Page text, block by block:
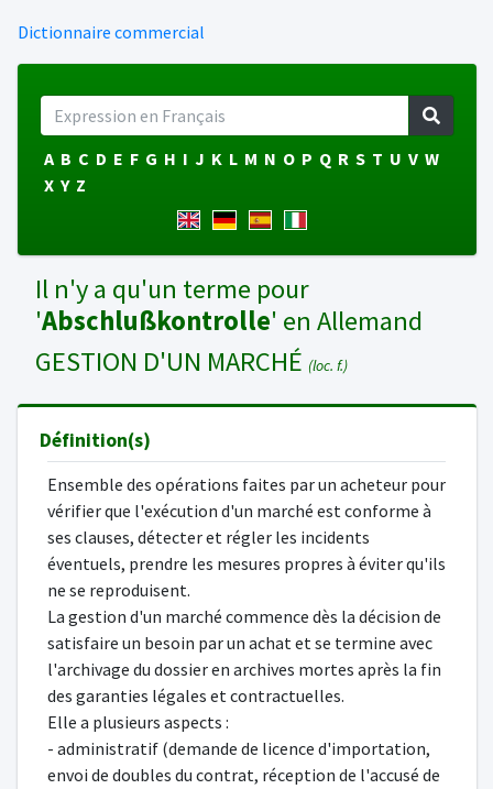
Dictionnaire commercial
A B C D E F G H I J K L M N O P Q R S T U V W
X Y Z
Il n'y a qu'un terme pour
'Abschlußkontrolle' en Allemand
GESTION D'UN MARCHÉ (loc. f.)
Définition(s)
Ensemble des opérations faites par un acheteur pour
vérifier que l'exécution d'un marché est conforme à
ses clauses, détecter et régler les incidents
éventuels, prendre les mesures propres à éviter qu'ils
ne se reproduisent.
La gestion d'un marché commence dès la décision de
satisfaire un besoin par un achat et se termine avec
l'archivage du dossier en archives mortes après la fin
des garanties légales et contractuelles.
Elle a plusieurs aspects :
- administratif (demande de licence d'importation,
envoi de doubles du contrat, réception de l'accusé de